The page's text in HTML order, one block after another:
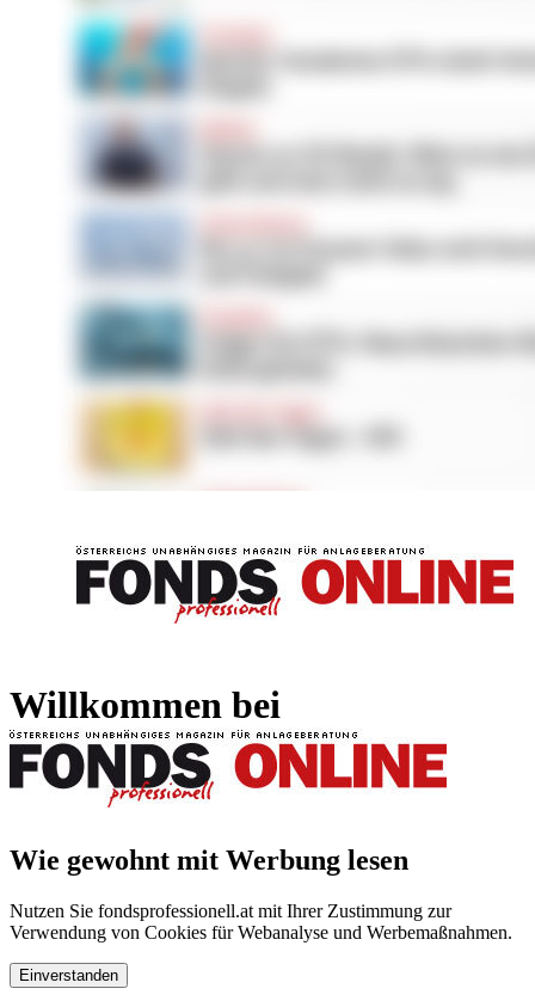
Willkommen bei
Wie gewohnt mit Werbung lesen
Nutzen Sie fondsprofessionell.at mit Ihrer Zustimmung zur
Verwendung von Cookies für Webanalyse und Werbemaßnahmen.
Einverstanden